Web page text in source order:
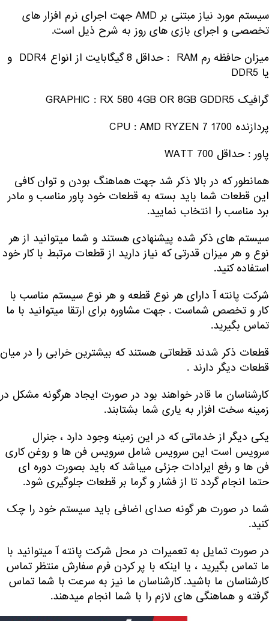
سیستم مورد نیاز مبتنی بر AMD جهت اجرای نرم افزار های
تخصصی و اجرای بازی های روز به شرح ذیل است.
میزان حافظه رم RAM : حداقل 8 گیگابایت از انواع DDR4 و
یا DDR5
گرافیک GRAPHIC : RX 580 4GB OR 8GB GDDR5
پردازنده CPU : AMD RYZEN 7 1700
پاور : حداقل 700 WATT
همانطور که در بالا ذکر شد جهت هماهنگ بودن و توان کافی
این قطعات شما باید بسته به قطعات خود پاور مناسب و مادر
برد مناسب را انتخاب نمایید.
سیستم های ذکر شده پیشنهادی هستند و شما میتوانید از هر
نوع و هر میزان قدرتی که نیاز دارید از قطعات مرتبط با کار خود
استفاده کنید.
شرکت پانته آ دارای هر نوع قطعه و هر نوع سیستم مناسب با
کار و تخصص شماست . جهت مشاوره برای ارتقا میتوانید با ما
تماس بگیرید.
قطعات ذکر شدند قطعاتی هستند که بیشترین خرابی را در میان
قطعات دیگر دارند .
کارشناسان ما قادر خواهند بود در صورت ایجاد هرگونه مشکل در
زمینه سخت افزار به یاری شما بشتابند.
یکی دیگر از خدماتی که در این زمینه وجود دارد ، جنرال
سرویس است این سرویس شامل سرویس فن ها و روغن کاری
فن ها و رفع ایرادات جزئی میباشد که باید بصورت دوره ای
حتما انجام گردد تا از فشار و گرما بر قطعات جلوگیری شود.
شما در صورت هر گونه صدای اضافی باید سیستم خود را چک
کنید.
در صورت تمایل به تعمیرات در محل شرکت پانته آ میتوانید با
ما تماس بگیرید ، یا اینکه با پر کردن فرم سفارش منتظر تماس
کارشناسان ما باشید. کارشناسان ما نیز به سرعت با شما تماس
گرفته و هماهنگی های لازم را با شما انجام میدهند.